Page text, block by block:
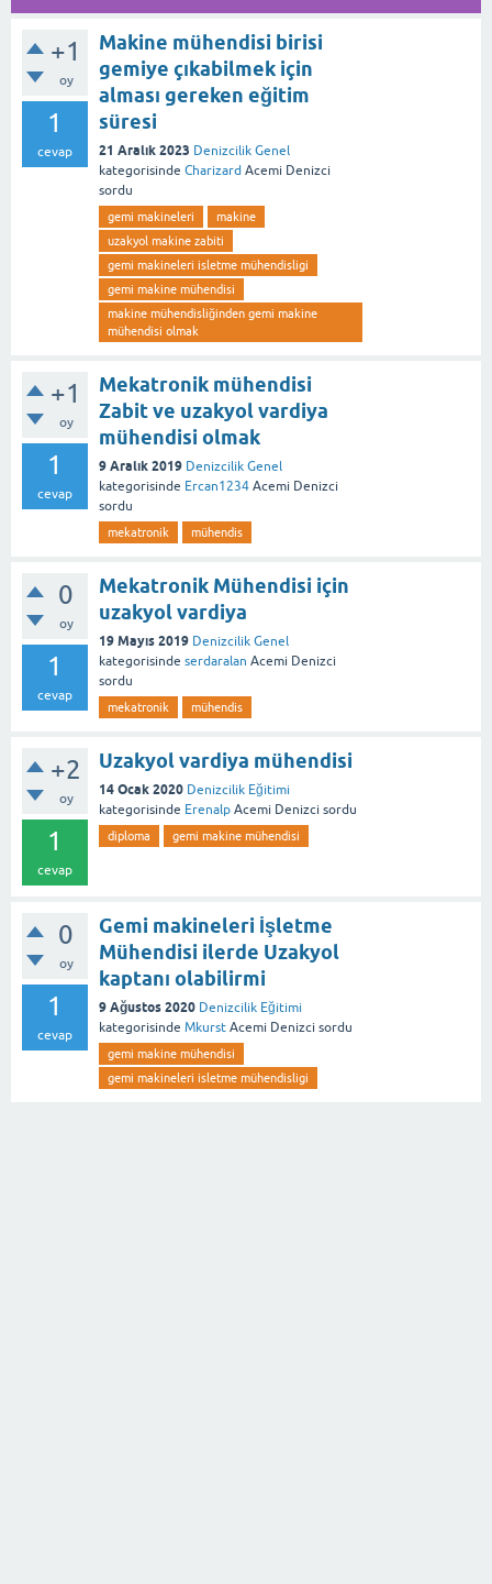
+1
oy
1
cevap
Makine mühendisi birisi
gemiye çıkabilmek için
alması gereken eğitim
süresi
21 Aralık 2023 Denizcilik Genel
kategorisinde Charizard Acemi Denizci
sordu
gemi makineleri
makine
uzakyol makine zabiti
gemi makineleri isletme mühendisligi
gemi makine mühendisi
makine mühendisliğinden gemi makine
mühendisi olmak
+1
oy
1
cevap
Mekatronik mühendisi
Zabit ve uzakyol vardiya
mühendisi olmak
9 Aralık 2019 Denizcilik Genel
kategorisinde Ercan1234 Acemi Denizci
sordu
mekatronik mühendis
0
oy
1
cevap
Mekatronik Mühendisi için
uzakyol vardiya
19 Mayıs 2019 Denizcilik Genel
kategorisinde serdaralan Acemi Denizci
sordu
mekatronik mühendis
+2
oy
1
cevap
Uzakyol vardiya mühendisi
14 Ocak 2020 Denizcilik Eğitimi
kategorisinde Erenalp Acemi Denizci sordu
diploma gemi makine mühendisi
0
oy
1
cevap
Gemi makineleri İşletme
Mühendisi ilerde Uzakyol
kaptanı olabilirmi
9 Ağustos 2020 Denizcilik Eğitimi
kategorisinde Mkurst Acemi Denizci sordu
gemi makine mühendisi
gemi makineleri isletme mühendisligi